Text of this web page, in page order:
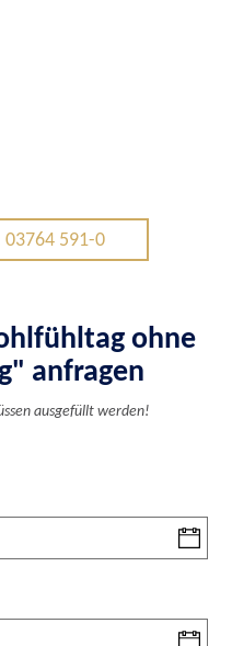
03764 591-0
ohne
anfragen
ausgefüllt werden!